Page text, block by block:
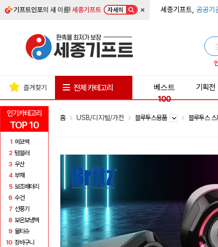
기프트인포의 새 이름!세종기프트 자세히 × 세종기프트, 공공기
인기카테고리
TOP 10
1 에코백
2 텀블러
3 우산
4 부채
5 보조배터리
6 수건
7 선풍기
8 보온보냉백
9 물티슈
10 장바구니
즐겨찾기 전체 카테고리
베스트
100
기획전
홈 USB/디지털/가전 블루투스용품 블루투스